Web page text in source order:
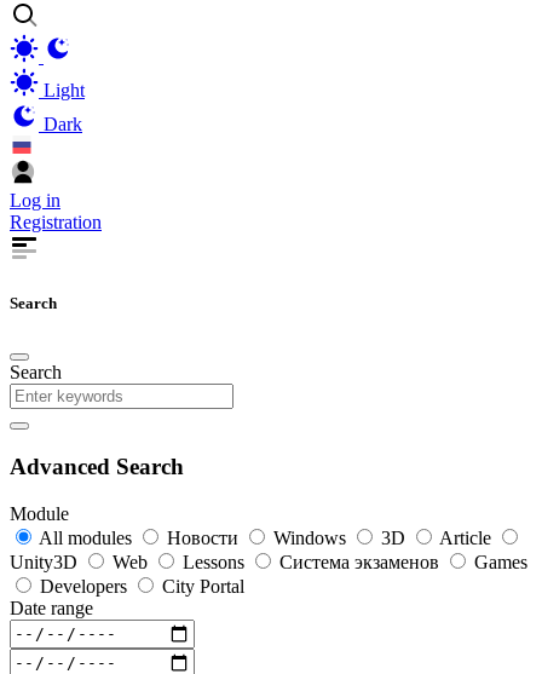
Light
Dark
Log in
Registration
Search
Search
Advanced Search
Module
All modules
Новости Windows 3D
Article
Unity3D
Web Lessons Система экзаменов
Games
Developers
City Portal
Date range